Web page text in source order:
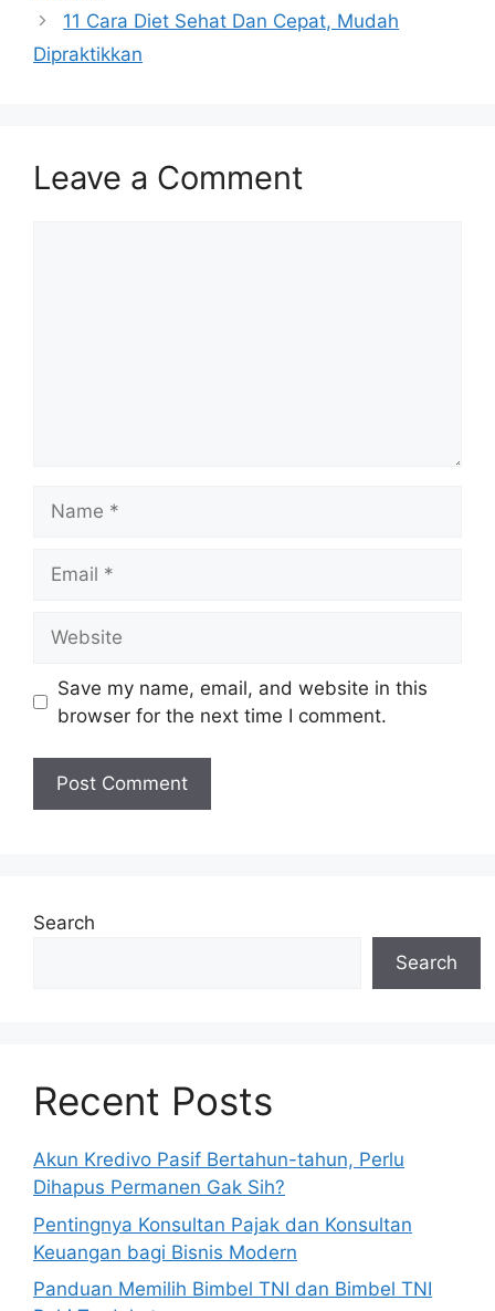
11 Cara Diet Sehat Dan Cepat, Mudah
Dipraktikkan
Leave a Comment
Save my name, email, and website in this
browser for the next time I comment.
Search
Search
Recent Posts
Akun Kredivo Pasif Bertahun-tahun, Perlu
Dihapus Permanen Gak Sih?
Pentingnya Konsultan Pajak dan Konsultan
Keuangan bagi Bisnis Modern
Panduan Memilih Bimbel TNI dan Bimbel TNI